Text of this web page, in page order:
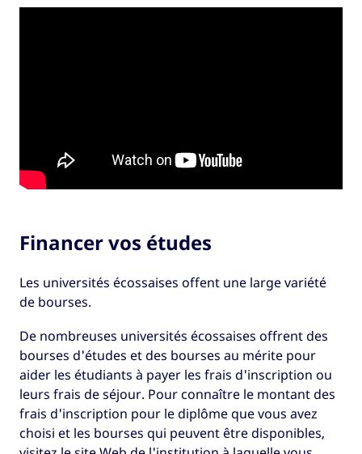
Financer vos études
Les universités écossaises offent une large variété
de bourses.
De nombreuses universités écossaises offrent des
bourses d'études et des bourses au mérite pour
aider les étudiants à payer les frais d'inscription ou
leurs frais de séjour. Pour connaître le montant des
frais d'inscription pour le diplôme que vous avez
choisi et les bourses qui peuvent être disponibles,